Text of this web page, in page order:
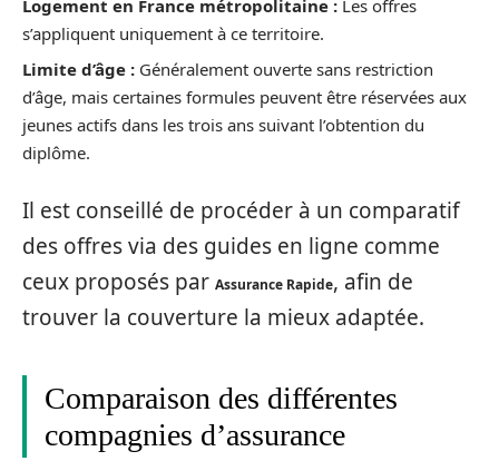
Logement en France métropolitaine : Les offres
s’appliquent uniquement à ce territoire.
Limite d’âge : Généralement ouverte sans restriction
d’âge, mais certaines formules peuvent être réservées aux
jeunes actifs dans les trois ans suivant l’obtention du
diplôme.
Il est conseillé de procéder à un comparatif
des offres via des guides en ligne comme
ceux proposés par Assurance Rapide, afin de
trouver la couverture la mieux adaptée.
Comparaison des différentes
compagnies d’assurance